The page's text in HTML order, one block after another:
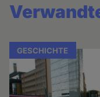
GESCHICHTE